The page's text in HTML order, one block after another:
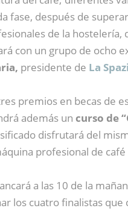
fase, después de
de la
con un grupo de ocho
presidente de La
premios en becas de
además un curso de
disfrutará del
profesional de
a las 10 de la
los cuatro finalistas